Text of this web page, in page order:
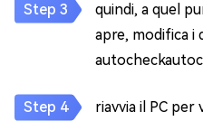
quindi, a quel
apre, modifica i
riavvia il PC per